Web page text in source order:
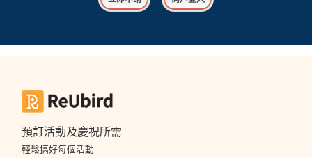
預訂活動及慶祝所需
輕鬆搞好每個活動